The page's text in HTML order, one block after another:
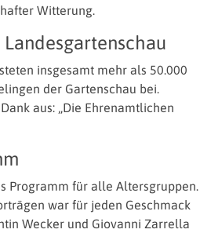
Witterung.
insgesamt mehr als 50.000
der Gartenschau bei.
aus: „Die Ehrenamtlichen
Programm für alle Altersgruppen.
war für jeden Geschmack
Wecker und Giovanni Zarrella